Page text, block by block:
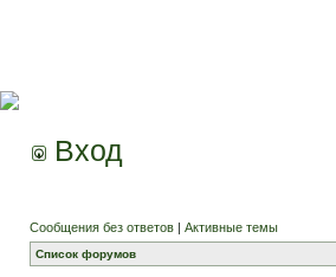
Вход
Сообщения без ответов | Активные темы
Список форумов